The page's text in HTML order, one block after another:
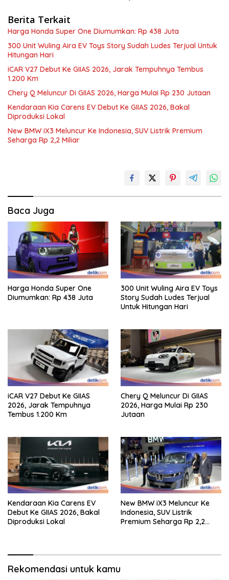
Berita Terkait
Harga Honda Super One Diumumkan: Rp 438 Juta
300 Unit Wuling Aira EV Toys Story Sudah Ludes Terjual Untuk
Hitungan Hari
iCAR V27 Debut Ke GIIAS 2026, Jarak Tempuhnya Tembus
1.200 Km
Chery Q Meluncur Di GIIAS 2026, Harga Mulai Rp 230 Jutaan
Kendaraan Kia Carens EV Debut Ke GIIAS 2026, Bakal
Diproduksi Lokal
New BMW iX3 Meluncur Ke Indonesia, SUV Listrik Premium
Seharga Rp 2,2 Miliar
Baca Juga
Harga Honda Super One
Diumumkan: Rp 438 Juta
300 Unit Wuling Aira EV Toys
Story Sudah Ludes Terjual
Untuk Hitungan Hari
iCAR V27 Debut Ke GIIAS
2026, Jarak Tempuhnya
Tembus 1.200 Km
Chery Q Meluncur Di GIIAS
2026, Harga Mulai Rp 230
Jutaan
Kendaraan Kia Carens EV
Debut Ke GIIAS 2026, Bakal
Diproduksi Lokal
New BMW iX3 Meluncur Ke
Indonesia, SUV Listrik
Premium Seharga Rp 2,2
Rekomendasi untuk kamu